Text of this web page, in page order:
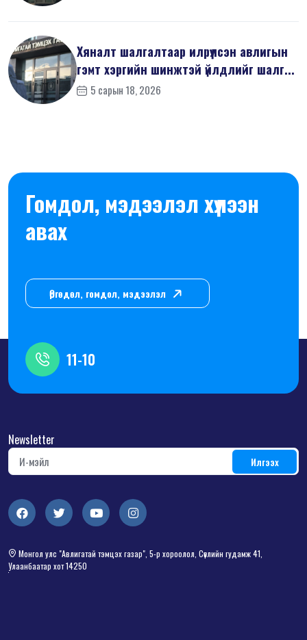
Хяналт шалгалтаар илрүүлсэн авлигын
гэмт хэргийн шинжтэй үйлдлийг шалг...
5 сарын 18, 2026
Гомдол, мэдээлэл хүлээн
авах
Өргөдөл, гомдол, мэдээлэл
11-10
Newsletter
Монгол улс "Авлигатай тэмцэх газар", 5-р хороолол, Сөүлийн гудамж 41,
Улаанбаатар хот 14250